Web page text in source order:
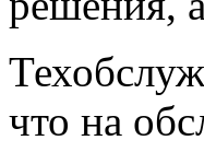
что на